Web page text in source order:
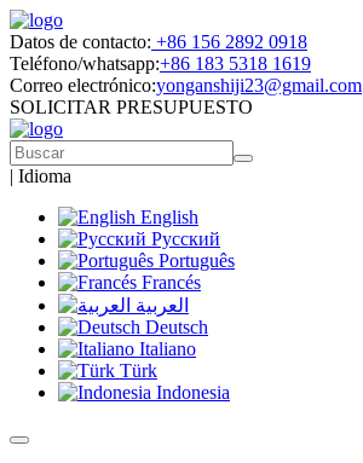
Datos de contacto: +86 156 2892 0918
Teléfono/whatsapp:+86 183 5318 1619
Correo electrónico:yonganshiji23@gmail.com
SOLICITAR PRESUPUESTO
| Idioma
English
Русский
Português
Francés
العربية
Deutsch
Italiano
Türk
Indonesia